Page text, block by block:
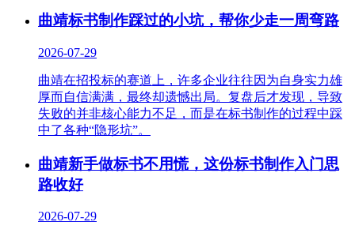
曲靖标书制作踩过的小坑，帮你少走一周弯路
2026-07-29
曲靖在招投标的赛道上，许多企业往往因为自身实力雄
厚而自信满满，最终却遗憾出局。复盘后才发现，导致
失败的并非核心能力不足，而是在标书制作的过程中踩
中了各种“隐形坑”。
曲靖新手做标书不用慌，这份标书制作入门思
路收好
2026-07-29